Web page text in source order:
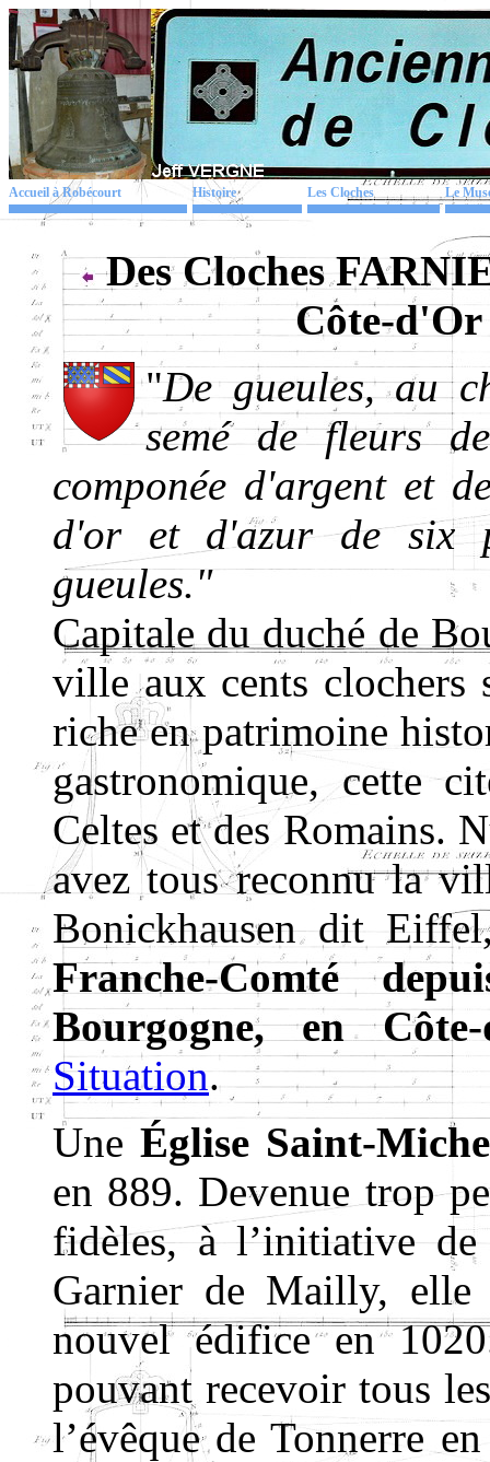
Accueil à Robécourt Histoire Les Cloches Le
Des Cloches
Côte-d'Or
"De gueules, au
semé de fleurs
componée d'argent et
d'or et d'azur de six
gueules."
Capitale du duché de
ville aux cents clochers
riche en patrimoine
gastronomique, cette
Celtes et des Romains.
avez tous reconnu la
Bonickhausen dit
Franche-Comté
Bourgogne, en
Situation.
Une Église Saint-
en 889. Devenue trop
fidèles, à l’initiative de
Garnier de Mailly, elle
nouvel édifice en
pouvant recevoir tous
l’évêque de Tonnerre